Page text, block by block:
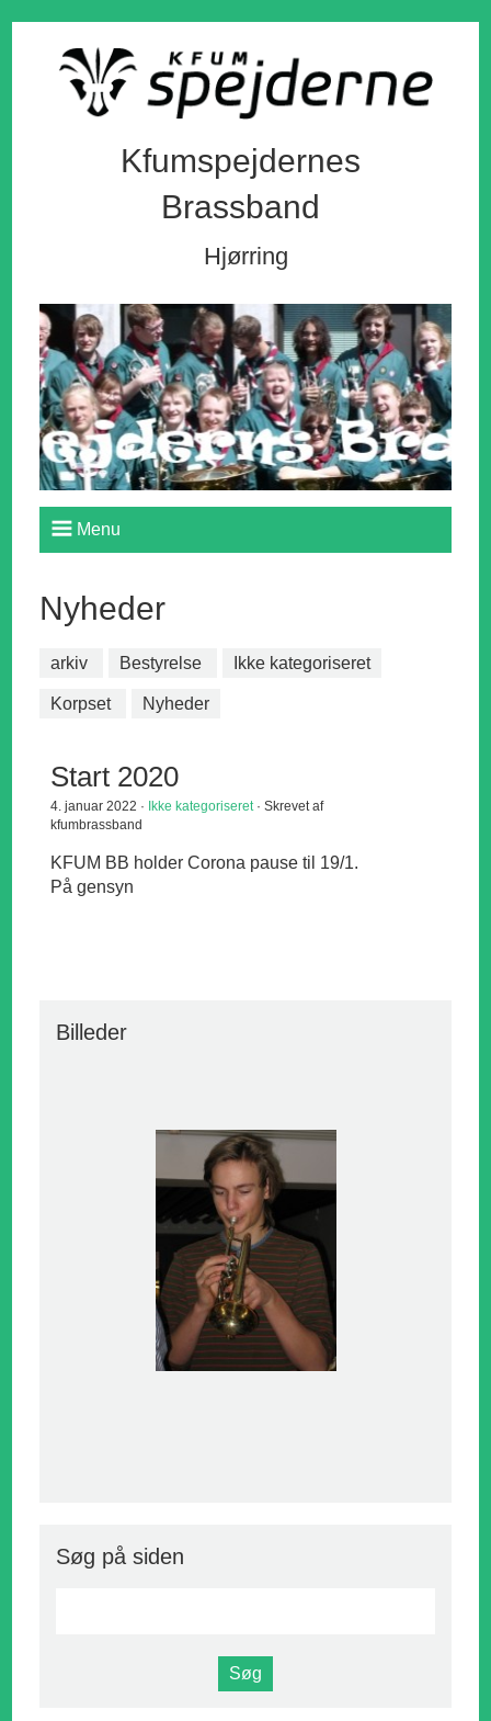
Kfumspejdernes
Brassband
Hjørring
Menu
Nyheder
arkiv Bestyrelse Ikke kategoriseret
Korpset Nyheder
Start 2020
4. januar 2022 · Ikke kategoriseret· Skrevet af
kfumbrassband
KFUM BB holder Corona pause til 19/1.
På gensyn
Billeder
Søg på siden